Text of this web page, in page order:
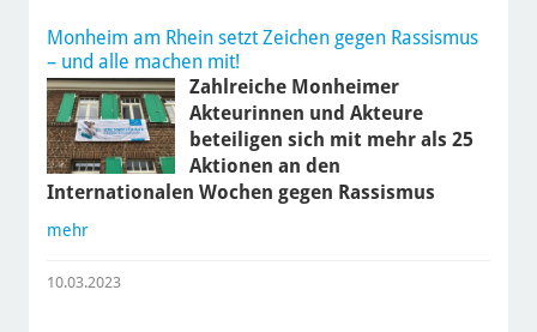
Monheim am Rhein setzt Zeichen gegen Rassismus
– und alle machen mit!
Zahlreiche Monheimer
Akteurinnen und Akteure
beteiligen sich mit mehr als 25
Aktionen an den
Internationalen Wochen gegen Rassismus
mehr
10.03.2023